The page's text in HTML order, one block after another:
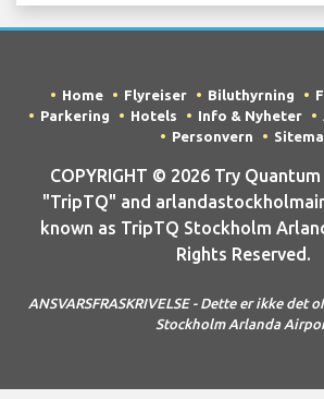
Home Flyreiser Biluthyrning
Parkering
Hotels Info & Nyheter
Personvern
COPYRIGHT © 2026 Try
"TripTQ" and
known as TripTQ Stockholm
Rights Reserved.
ANSVARSFRASKRIVELSE - Dette er ikke
Stockholm Arlanda